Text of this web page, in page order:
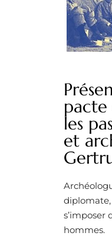
pacte
les
et
s’imposer